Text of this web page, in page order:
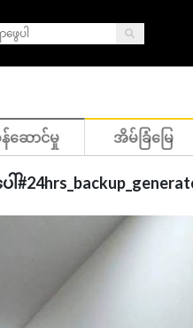
ဆောင်မှု အိမ်ခြံမြေ